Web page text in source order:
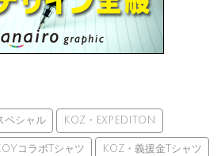
ペシャル KOZ・EXPEDITON
コラボTシャツ KOZ・義援金Tシャツ